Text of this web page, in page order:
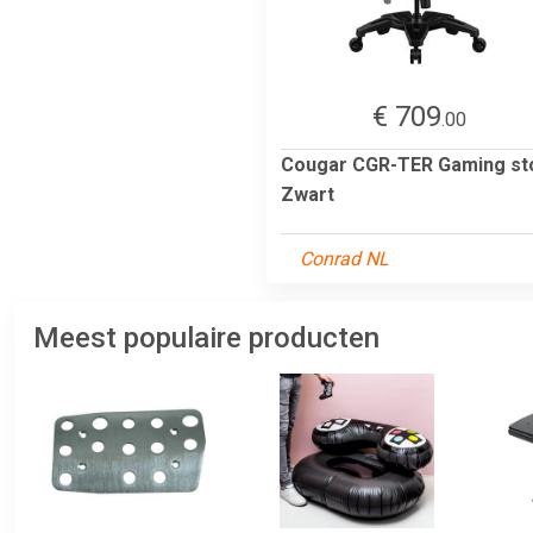
€ 709.00
Cougar CGR-TER Gaming
Zwart
Conrad NL
Meest populaire producten